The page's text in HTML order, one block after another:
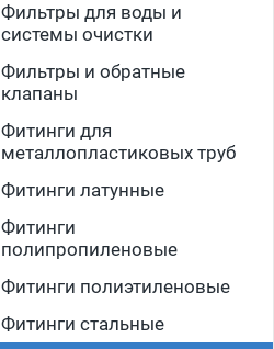
Фильтры для воды и
системы очистки
Фильтры и обратные
клапаны
Фитинги для
металлопластиковых труб
Фитинги латунные
Фитинги
полипропиленовые
Фитинги полиэтиленовые
Фитинги стальные